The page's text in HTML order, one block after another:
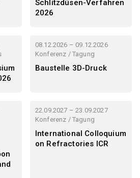
Schlitzdüsen-Verfahren
2026
08.12.2026 – 09.12.2026
Konferenz / Tagung
Baustelle 3D-Druck
22.09.2027 – 23.09.2027
Konferenz / Tagung
International Colloquium
on Refractories ICR